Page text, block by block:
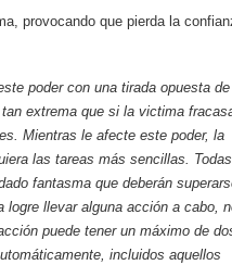
provocando que pierda la
poder con una tirada opuesta de
extrema que si la victima
Mientras le afecte este poder, la
las tareas más sencillas.
fantasma que deberán
llevar alguna acción a cabo,
puede tener un máximo de
incluidos aquellos